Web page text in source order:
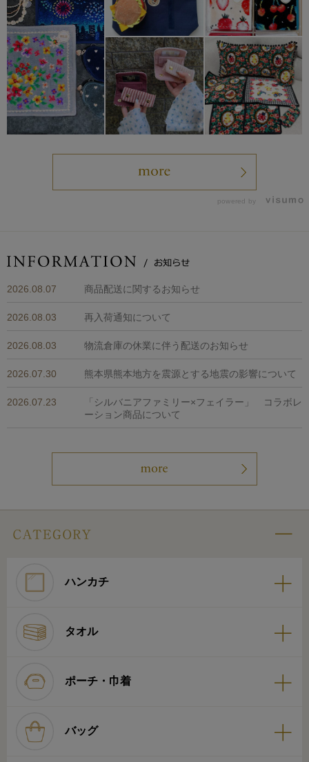
powered by
2026.08.07 商品配送に関するお知らせ
2026.08.03 再入荷通知について
2026.08.03 物流倉庫の休業に伴う配送のお知らせ
2026.07.30 熊本県熊本地方を震源とする地震の影響について
2026.07.23
「シルバニアファミリー×フェイラー」 コラボレ
ーション商品について
ハンカチ
タオル
ポーチ・巾着
バッグ